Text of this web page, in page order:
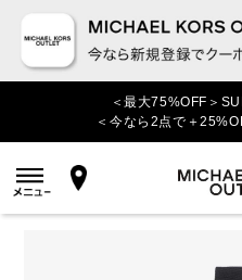
＜最大75%OFF＞
＜今なら2点で＋